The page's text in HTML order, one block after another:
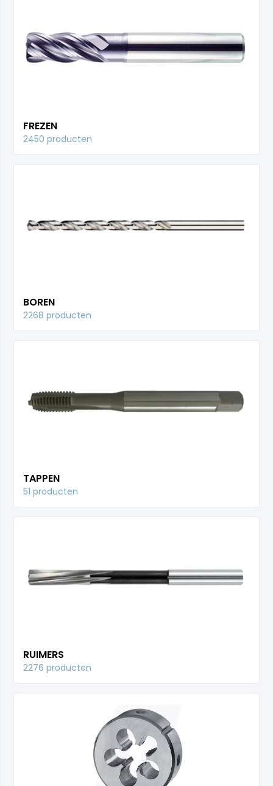
FREZEN
2450 producten
BOREN
2268 producten
TAPPEN
51 producten
RUIMERS
2276 producten